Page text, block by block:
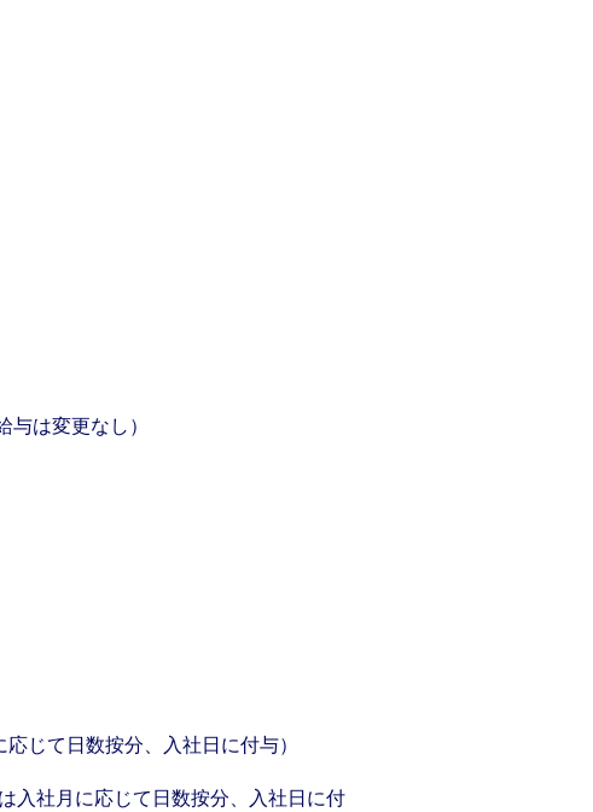
は変更なし）
じて日数按分、入社日に付与）
入社月に応じて日数按分、入社日に付